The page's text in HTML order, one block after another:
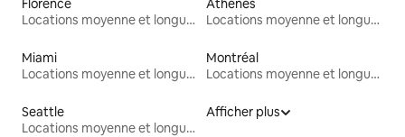
Florence
Locations moyenne et longue durée
Athènes
Locations moyenne et longue durée
Miami
Locations moyenne et longue durée
Montréal
Locations moyenne et longue durée
Seattle
Locations moyenne et longue durée
Afficher plus